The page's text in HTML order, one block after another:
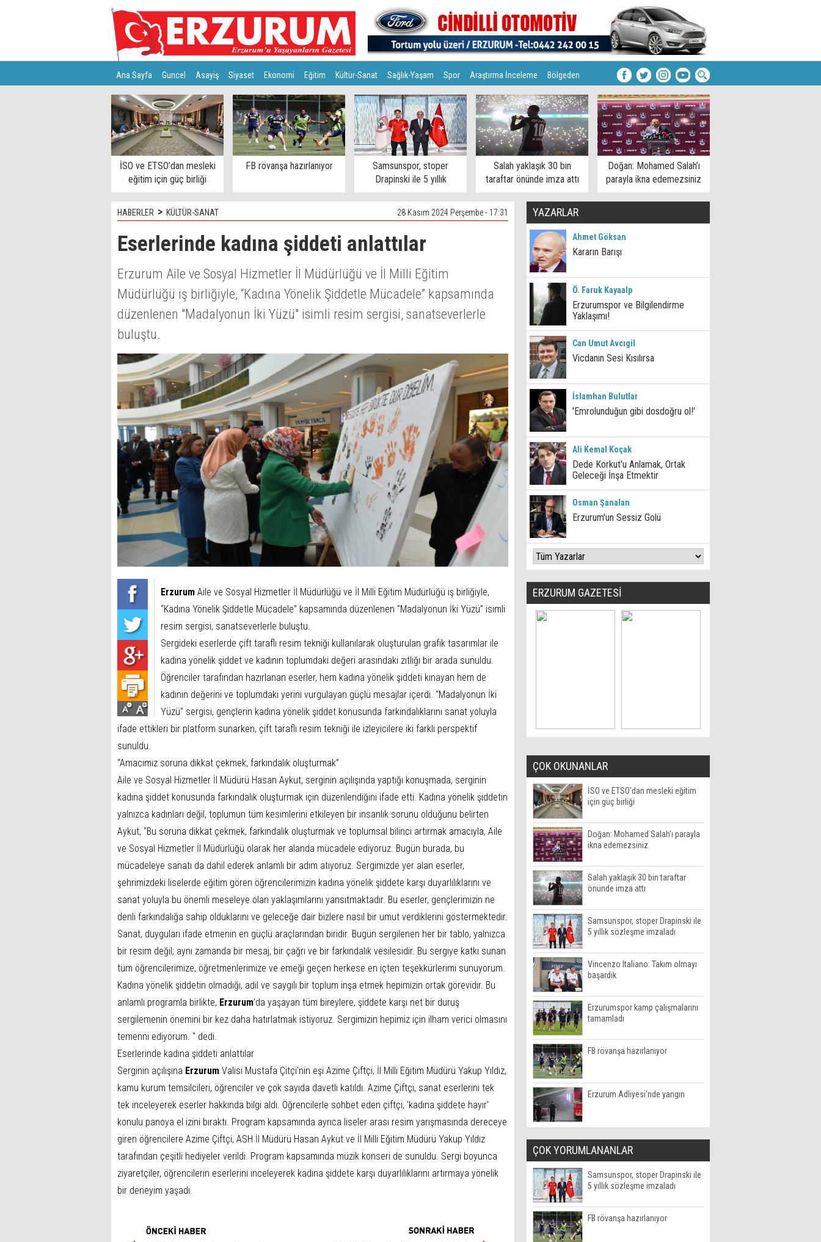
Ana Sayfa Guncel Asayiş Siyaset Ekonomi Eğitim Kültür-Sanat Sağlık-Yaşam Spor Araştırma İnceleme Bölgeden
Türkiye Teknoloji
İSO ve ETSO’dan mesleki
eğitim için güç birliği
FB rövanşa hazırlanıyor
Samsunspor, stoper
Drapinski ile 5 yıllık
sözleşme imzaladı
Salah yaklaşık 30 bin
taraftar önünde imza attı
Doğan: Mohamed Salah’ı
parayla ikna edemezsiniz
HABERLER > KÜLTÜR-SANAT 28 Kasım 2024 Perşembe - 17:31
Eserlerinde kadına şiddeti anlattılar
Erzurum Aile ve Sosyal Hizmetler İl Müdürlüğü ve İl Milli Eğitim
Müdürlüğü iş birliğiyle, “Kadına Yönelik Şiddetle Mücadele” kapsamında
düzenlenen "Madalyonun İki Yüzü" isimli resim sergisi, sanatseverlerle
buluştu.
Erzurum Aile ve Sosyal Hizmetler İl Müdürlüğü ve İl Milli Eğitim Müdürlüğü iş birliğiyle,
“Kadına Yönelik Şiddetle Mücadele” kapsamında düzenlenen "Madalyonun İki Yüzü" isimli
resim sergisi, sanatseverlerle buluştu.
Sergideki eserlerde çift taraflı resim tekniği kullanılarak oluşturulan grafik tasarımlar ile
kadına yönelik şiddet ve kadının toplumdaki değeri arasındaki zıtlığı bir arada sunuldu.
Öğrenciler tarafından hazırlanan eserler, hem kadına yönelik şiddeti kınayan hem de
kadının değerini ve toplumdaki yerini vurgulayan güçlü mesajlar içerdi. "Madalyonun İki
Yüzü" sergisi, gençlerin kadına yönelik şiddet konusunda farkındalıklarını sanat yoluyla
ifade ettikleri bir platform sunarken, çift taraflı resim tekniği ile izleyicilere iki farklı perspektif
sunuldu.
“Amacımız soruna dikkat çekmek, farkındalık oluşturmak”
Aile ve Sosyal Hizmetler İl Müdürü Hasan Aykut, serginin açılışında yaptığı konuşmada, serginin
kadına şiddet konusunda farkındalık oluşturmak için düzenlendiğini ifade etti. Kadına yönelik şiddetin
yalnızca kadınları değil, toplumun tüm kesimlerini etkileyen bir insanlık sorunu olduğunu belirten
Aykut, "Bu soruna dikkat çekmek, farkındalık oluşturmak ve toplumsal bilinci artırmak amacıyla, Aile
ve Sosyal Hizmetler İl Müdürlüğü olarak her alanda mücadele ediyoruz. Bugün burada, bu
mücadeleye sanatı da dahil ederek anlamlı bir adım atıyoruz. Sergimizde yer alan eserler,
şehrimizdeki liselerde eğitim gören öğrencilerimizin kadına yönelik şiddete karşı duyarlılıklarını ve
sanat yoluyla bu önemli meseleye olan yaklaşımlarını yansıtmaktadır. Bu eserler, gençlerimizin ne
denli farkındalığa sahip olduklarını ve geleceğe dair bizlere nasıl bir umut verdiklerini göstermektedir.
Sanat, duyguları ifade etmenin en güçlü araçlarından biridir. Bugün sergilenen her bir tablo, yalnızca
bir resim değil; aynı zamanda bir mesaj, bir çağrı ve bir farkındalık vesilesidir. Bu sergiye katkı sunan
tüm öğrencilerimize, öğretmenlerimize ve emeği geçen herkese en içten teşekkürlerimi sunuyorum.
Kadına yönelik şiddetin olmadığı, adil ve saygılı bir toplum inşa etmek hepimizin ortak görevidir. Bu
anlamlı programla birlikte, Erzurum'da yaşayan tüm bireylere, şiddete karşı net bir duruş
sergilemenin önemini bir kez daha hatırlatmak istiyoruz. Sergimizin hepimiz için ilham verici olmasını
temenni ediyorum. " dedi.
Eserlerinde kadına şiddeti anlattılar
Serginin açılışına Erzurum Valisi Mustafa Çitçi'nin eşi Azime Çiftçi, İl Milli Eğitim Müdürü Yakup Yıldız,
kamu kurum temsilcileri, öğrenciler ve çok sayıda davetli katıldı. Azime Çiftçi, sanat eserlerini tek
tek inceleyerek eserler hakkında bilgi aldı. Öğrencilerle sohbet eden çiftçi, 'kadına şiddete hayır'
konulu panoya el izini bıraktı. Program kapsamında ayrıca liseler arası resim yarışmasında dereceye
giren öğrencilere Azime Çiftçi, ASH İl Müdürü Hasan Aykut ve İl Milli Eğitim Müdürü Yakup Yıldız
tarafından çeşitli hediyeler verildi. Program kapsamında müzik konseri de sunuldu. Sergi boyunca
ziyaretçiler, öğrencilerin eserlerini inceleyerek kadına şiddete karşı duyarlılıklarını artırmaya yönelik
bir deneyim yaşadı.
YAZARLAR
Ahmet Göksan
Kararın Barışı
Ö. Faruk Kayaalp
Erzurumspor ve Bilgilendirme
Yaklaşımı!
Can Umut Avcıgil
Vicdanın Sesi Kısılırsa
İslamhan Bulutlar
'Emrolunduğun gibi dosdoğru ol!'
Ali Kemal Koçak
Dede Korkut'u Anlamak, Ortak
Geleceği İnşa Etmektir
Osman Şanalan
Erzurum'un Sessiz Golü
ERZURUM GAZETESİ
ÇOK OKUNANLAR
İSO ve ETSO'dan mesleki eğitim
için güç birliği
Doğan: Mohamed Salah'ı parayla
ikna edemezsiniz
Salah yaklaşık 30 bin taraftar
önünde imza attı
Samsunspor, stoper Drapinski ile
5 yıllık sözleşme imzaladı
Vincenzo Italiano: Takım olmayı
başardık
Erzurumspor kamp çalışmalarını
tamamladı
FB rövanşa hazırlanıyor
Erzurum Adliyesi'nde yangın
ÇOK YORUMLANANLAR
Samsunspor, stoper Drapinski ile
5 yıllık sözleşme imzaladı
FB rövanşa hazırlanıyor